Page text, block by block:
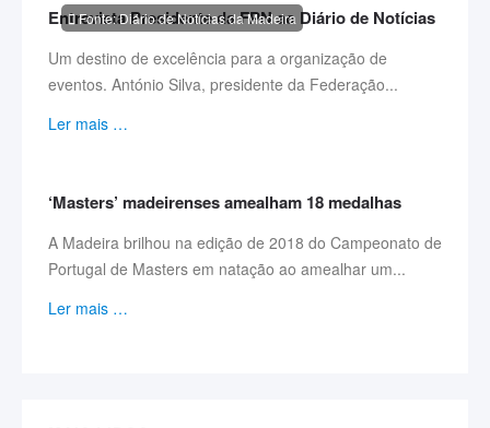
Fonte: Diário de Notícias da Madeira
Entrevista Presidente da FPN ao Diário de Notícias
Um destino de excelência para a organização de
eventos. António Silva, presidente da Federação...
Ler mais …
‘Masters’ madeirenses amealham 18 medalhas
A Madeira brilhou na edição de 2018 do Campeonato de
Portugal de Masters em natação ao amealhar um...
Ler mais …